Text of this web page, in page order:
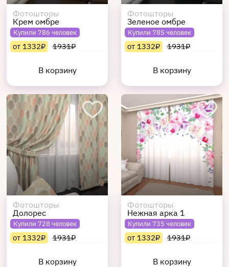
Фотошторы
Крем омбре
Купили 786 человек
от 1332₽ 1931₽
В корзину
Фотошторы
Зеленое омбре
Купили 785 человек
от 1332₽ 1931₽
В корзину
Фотошторы
Долорес
Купили 728 человек
от 1332₽ 1931₽
В корзину
Фотошторы
Нежная арка 1
Купили 735 человек
от 1332₽ 1931₽
В корзину